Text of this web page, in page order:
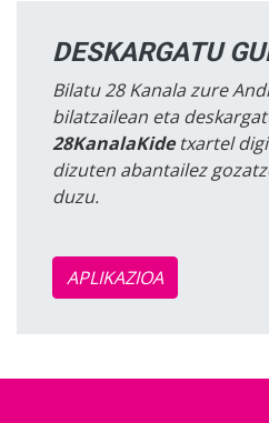
DESKARGATU
Bilatu 28 Kanala zure
bilatzailean eta
28KanalaKidetxartel
dizuten abantailez
duzu.
APLIKAZIOA